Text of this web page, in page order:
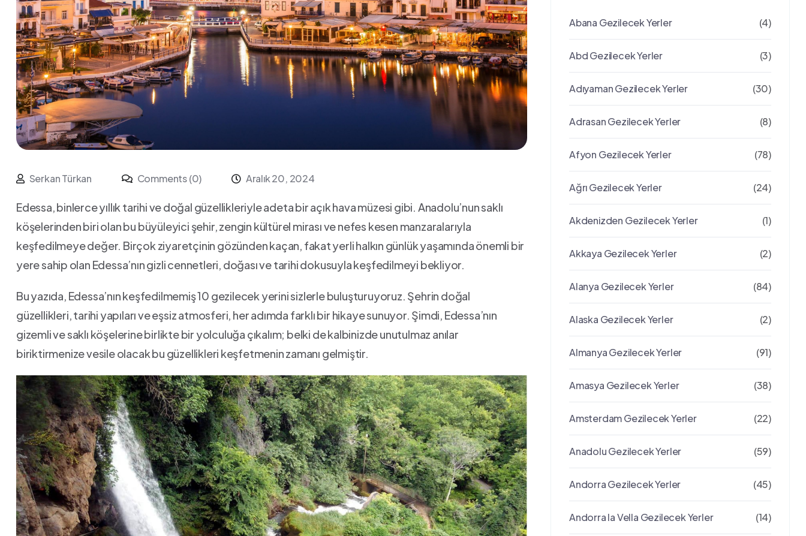
Serkan Türkan Comments (0) Aralık 20, 2024
Edessa,⁣ binlerce yıllık ‍tarihi ve⁤ doğal güzellikleriyle adeta bir ‍açık hava müzesi gibi. Anadolu’nun saklı
köşelerinden biri olan bu büyüleyici şehir, zengin kültürel‌ mirası ve nefes kesen manzaralarıyla
keşfedilmeye ‌değer. Birçok ziyaretçinin gözünden kaçan, fakat ⁢yerli halkın ⁣günlük yaşamında önemli bir‍
yere sahip ⁢olan Edessa’nın gizli cennetleri, doğası ve tarihi dokusuyla keşfedilmeyi ​bekliyor.
Bu ⁤yazıda, Edessa’nın ⁤keşfedilmemiş​ 10 gezilecek yerini sizlerle buluşturuyoruz. Şehrin doğal‌
güzellikleri, tarihi yapıları ​ve eşsiz atmosferi, her adımda farklı bir hikaye sunuyor. ⁤Şimdi, Edessa’nın
gizemli ve saklı köşelerine birlikte bir yolculuğa çıkalım;​ belki de ​kalbinizde unutulmaz anılar
biriktirmenize ​vesile olacak ​bu güzellikleri ⁢keşfetmenin ⁣zamanı gelmiştir.
Abana Gezilecek Yerler (4)
Abd Gezilecek Yerler (3)
Adıyaman Gezilecek Yerler (30)
Adrasan Gezilecek Yerler (8)
Afyon Gezilecek Yerler (78)
Ağrı Gezilecek Yerler (24)
Akdenizden Gezilecek Yerler (1)
Akkaya Gezilecek Yerler (2)
Alanya Gezilecek Yerler (84)
Alaska Gezilecek Yerler (2)
Almanya Gezilecek Yerler (91)
Amasya Gezilecek Yerler (38)
Amsterdam Gezilecek Yerler (22)
Anadolu Gezilecek Yerler (59)
Andorra Gezilecek Yerler (45)
Andorra la Vella Gezilecek Yerler (14)